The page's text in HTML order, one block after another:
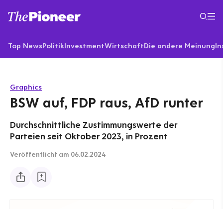
Top NewsPolitikInvestmentWirtschaftDie andere Meinung
Graphics
BSW auf, FDP raus, AfD runter
Durchschnittliche Zustimmungswerte der
Parteien seit Oktober 2023, in Prozent
Veröffentlicht am 06.02.2024